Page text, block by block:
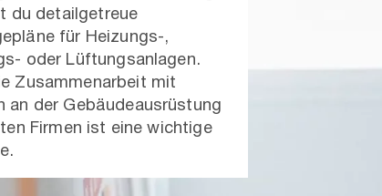
du detailgetreue
für Heizungs-,
oder Lüftungsanlagen.
Zusammenarbeit mit
an der Gebäudeausrüstung
Firmen ist eine wichtige